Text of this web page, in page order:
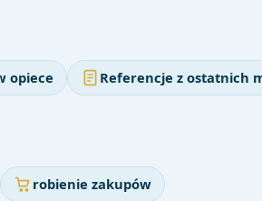
opiece Referencje z ostatnich
robienie zakupów